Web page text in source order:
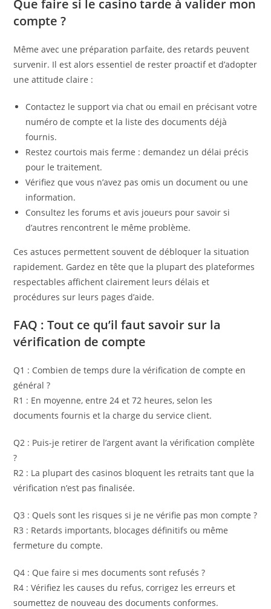
Que faire si le casino tarde à valider mon
compte ?
Même avec une préparation parfaite, des retards peuvent
survenir. Il est alors essentiel de rester proactif et d’adopter
une attitude claire :
Contactez le support via chat ou email en précisant votre
numéro de compte et la liste des documents déjà
fournis.
Restez courtois mais ferme : demandez un délai précis
pour le traitement.
Vérifiez que vous n’avez pas omis un document ou une
information.
Consultez les forums et avis joueurs pour savoir si
d’autres rencontrent le même problème.
Ces astuces permettent souvent de débloquer la situation
rapidement. Gardez en tête que la plupart des plateformes
respectables affichent clairement leurs délais et
procédures sur leurs pages d’aide.
FAQ : Tout ce qu’il faut savoir sur la
vérification de compte
Q1 : Combien de temps dure la vérification de compte en
général ?
R1 : En moyenne, entre 24 et 72 heures, selon les
documents fournis et la charge du service client.
Q2 : Puis-je retirer de l’argent avant la vérification complète
?
R2 : La plupart des casinos bloquent les retraits tant que la
vérification n’est pas finalisée.
Q3 : Quels sont les risques si je ne vérifie pas mon compte ?
R3 : Retards importants, blocages définitifs ou même
fermeture du compte.
Q4 : Que faire si mes documents sont refusés ?
R4 : Vérifiez les causes du refus, corrigez les erreurs et
soumettez de nouveau des documents conformes.